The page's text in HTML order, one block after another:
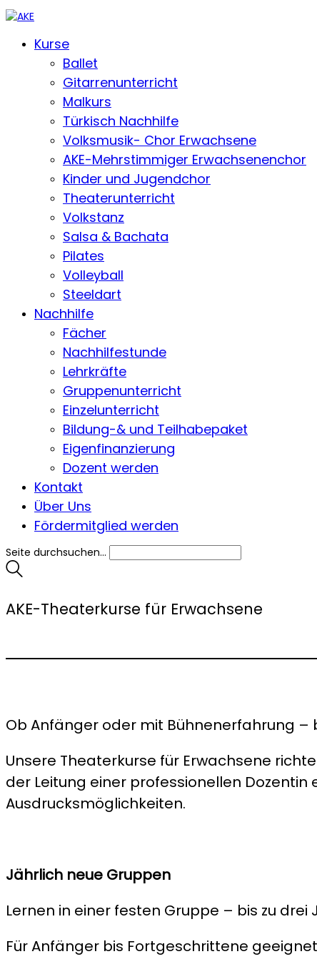
Kurse
Ballet
Gitarrenunterricht
Malkurs
Türkisch Nachhilfe
Volksmusik- Chor Erwachsene
AKE-Mehrstimmiger Erwachsenenchor
Kinder und Jugendchor
Theaterunterricht
Volkstanz
Salsa & Bachata
Pilates
Volleyball
Steeldart
Nachhilfe
Fächer
Nachhilfestunde
Lehrkräfte
Gruppenunterricht
Einzelunterricht
Bildung-& und Teilhabepaket
Eigenfinanzierung
Dozent werden
Kontakt
Über Uns
Fördermitglied werden
Seite durchsuchen...
AKE-Theaterkurse für Erwachsene
Ob Anfänger oder mit Bühnenerfahrung –
Unsere Theaterkurse für Erwachsene
der Leitung einer professionellen
Ausdrucksmöglichkeiten.
Jährlich neue Gruppen
Lernen in einer festen Gruppe – bis zu drei
Für Anfänger bis Fortgeschrittene geeignet